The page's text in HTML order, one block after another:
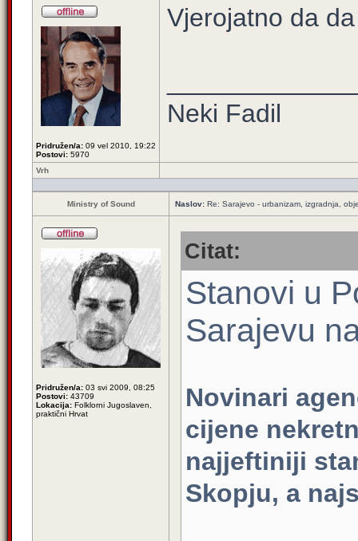
Pridružen/a: 09 vel 2010, 19:22
Postovi: 5970
Vjerojatno da da
Neki Fadil
Vrh
Ministry of Sound Naslov: Re: Sarajevo - urbanizam, izgradnja,
Pridružen/a: 03 svi 2009, 08:25
Postovi: 43709
Lokacija: Folklorni Jugoslaven,
praktični Hrvat
Citat:
Stanovi u
Sarajevu
Novinari
cijene
najjeftiniji
Skopju, a